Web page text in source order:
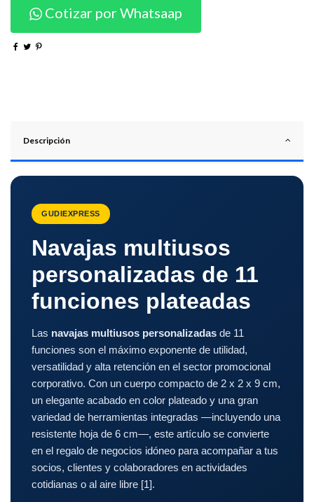
Cotizar por Whatsaap
Descripción
GUDIEXPRESS
Navajas multiusos
personalizadas de 11
funciones plateadas
Las navajas multiusos personalizadas de 11
funciones son el máximo exponente de utilidad,
versatilidad y alta retención en el sector promocional
corporativo. Con un cuerpo compacto de 2 x 2 x 9 cm,
un elegante acabado en color plateado y una gran
variedad de herramientas integradas —incluyendo una
resistente hoja de 6 cm—, este artículo se convierte
en el regalo de negocios idóneo para acompañar a tus
socios, clientes y colaboradores en actividades
cotidianas o al aire libre [1].